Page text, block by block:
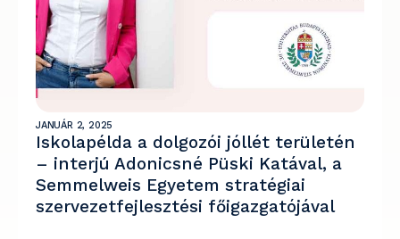
JANUÁR 2, 2025
Iskolapélda a dolgozói jóllét területén
– interjú Adonicsné Püski Katával, a
Semmelweis Egyetem stratégiai
szervezetfejlesztési főigazgatójával